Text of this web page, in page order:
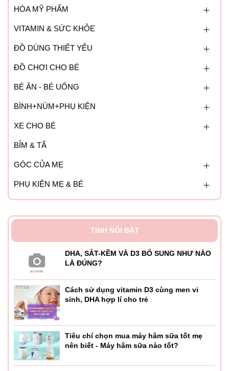
HÓA MỸ PHẨM
VITAMIN & SỨC KHỎE
ĐỒ DÙNG THIẾT YẾU
ĐỒ CHƠI CHO BÉ
BÉ ĂN - BÉ UỐNG
BÌNH+NÚM+PHỤ KIỆN
XE CHO BÉ
BỈM & TÃ
GÓC CỦA MẸ
PHỤ KIỆN MẸ & BÉ
TINH NỔI BẬT
DHA, SẮT-KẼM VÀ D3 BỔ SUNG NHƯ NÀO
LÀ ĐÚNG?
Cách sử dụng vitamin D3 cùng men vi
sinh, DHA hợp lí cho trẻ
Tiêu chí chọn mua máy hâm sữa tốt mẹ
nên biết - Máy hâm sữa nào tốt?